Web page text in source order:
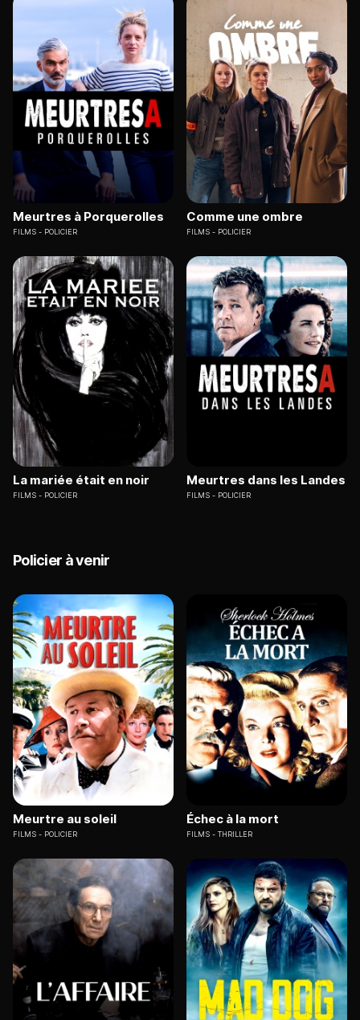
Meurtres à Porquerolles
FILMS POLICIER
Comme une ombre
FILMS POLICIER
La mariée était en noir
FILMS POLICIER
Meurtres dans les Landes
FILMS POLICIER
Policier à venir
Meurtre au soleil
FILMS POLICIER
Échec à la mort
FILMS THRILLER